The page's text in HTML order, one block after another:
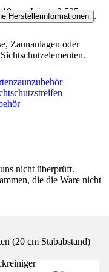
cm, Länge 2,525 m,
Zaunanlagen oder
(20 cm Stababstand)
Herstellerinformationen .
nicht überprüft.
die die Ware nicht